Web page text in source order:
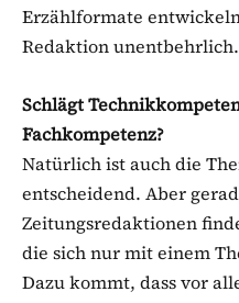
Erzählformate
Redaktion unentbehrlich.
Schlägt
Fachkompetenz?
Natürlich ist auch die
entscheidend. Aber
Zeitungsredaktionen
die sich nur mit einem
Dazu kommt, dass vor